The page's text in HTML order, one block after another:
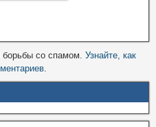
борьбы со спамом. Узнайте, как
.